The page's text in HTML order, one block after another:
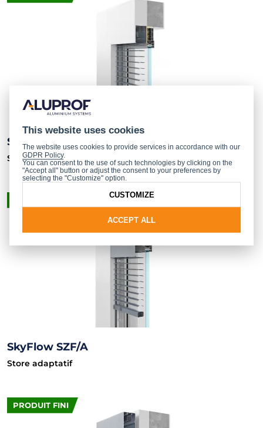
SkyFlow BOX/COMPACT
Store encastré
SkyFlow SZF/A
Store adaptatif
PRODUIT FINI
This website uses cookies
The website uses cookies to provide services in accordance with our
GDPR Policy.
You can consent to the use of such technologies by clicking on the
"Accept all" button or adjust the consent to your preferences by
selecting the "Customize" option.
ACCEPT ALL
CUSTOMIZE